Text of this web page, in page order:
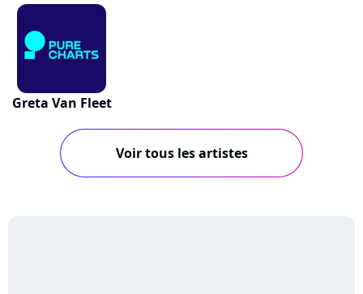
Greta Van Fleet
Voir tous les artistes